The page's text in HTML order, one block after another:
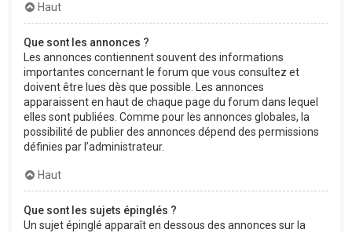
Haut
Que sont les annonces ?
Les annonces contiennent souvent des informations
importantes concernant le forum que vous consultez et
doivent être lues dès que possible. Les annonces
apparaissent en haut de chaque page du forum dans lequel
elles sont publiées. Comme pour les annonces globales, la
possibilité de publier des annonces dépend des permissions
définies par l’administrateur.
Haut
Que sont les sujets épinglés ?
Un sujet épinglé apparaît en dessous des annonces sur la